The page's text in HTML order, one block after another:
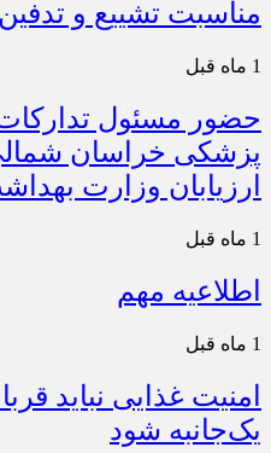
مناسبت تشییع و
1 ماه قبل
حضور مسئول
پزشکی خراسان
ارزیابان وزارت
1 ماه قبل
اطلاعیه مهم
1 ماه قبل
امنیت غذایی نباید
یک‌جانبه شود